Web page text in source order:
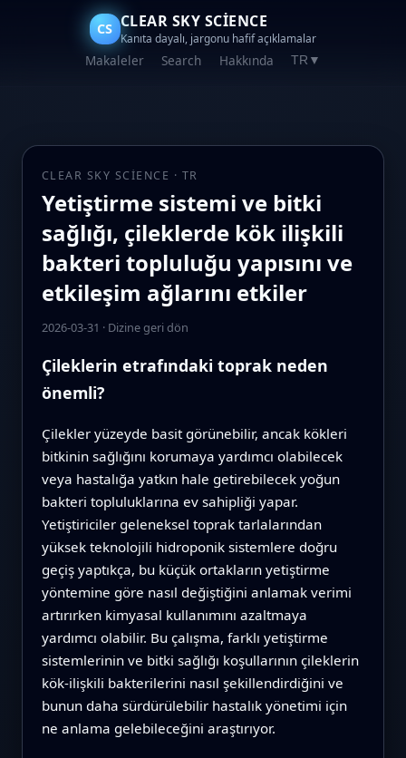
CS CLEAR SKY SCIENCE
Kanıta dayalı, jargonu hafif açıklamalar
Makaleler Search Hakkında TR ▼
CLEAR SKY SCIENCE · TR
Yetiştirme sistemi ve bitki
sağlığı, çileklerde kök ilişkili
bakteri topluluğu yapısını ve
etkileşim ağlarını etkiler
2026-03-31 · Dizine geri dön
Çileklerin etrafındaki toprak neden
önemli?
Çilekler yüzeyde basit görünebilir, ancak kökleri
bitkinin sağlığını korumaya yardımcı olabilecek
veya hastalığa yatkın hale getirebilecek yoğun
bakteri topluluklarına ev sahipliği yapar.
Yetiştiriciler geleneksel toprak tarlalarından
yüksek teknolojili hidroponik sistemlere doğru
geçiş yaptıkça, bu küçük ortakların yetiştirme
yöntemine göre nasıl değiştiğini anlamak verimi
artırırken kimyasal kullanımını azaltmaya
yardımcı olabilir. Bu çalışma, farklı yetiştirme
sistemlerinin ve bitki sağlığı koşullarının çileklerin
kök‑ilişkili bakterilerini nasıl şekillendirdiğini ve
bunun daha sürdürülebilir hastalık yönetimi için
ne anlama gelebileceğini araştırıyor.